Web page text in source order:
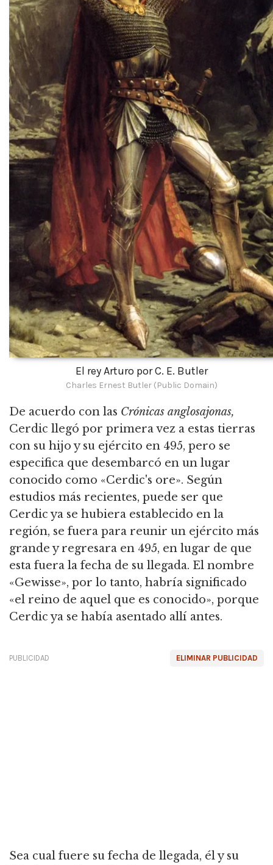
El rey Arturo por C. E. Butler
Charles Ernest Butler (Public Domain)
De acuerdo con las Crónicas anglosajonas,
Cerdic llegó por primera vez a estas tierras
con su hijo y su ejército en 495, pero se
especifica que desembarcó en un lugar
conocido como «Cerdic's ore». Según
estudios más recientes, puede ser que
Cerdic ya se hubiera establecido en la
región, se fuera para reunir un ejército más
grande y regresara en 495, en lugar de que
esta fuera la fecha de su llegada. El nombre
«Gewisse», por lo tanto, habría significado
«el reino de aquel que es conocido», porque
Cerdic ya se había asentado allí antes.
ELIMINAR PUBLICIDAD
PUBLICIDAD
Sea cual fuere su fecha de llegada, él y su